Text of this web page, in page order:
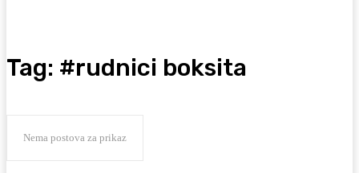
Tag: #rudnici boksita
Nema postova za prikaz